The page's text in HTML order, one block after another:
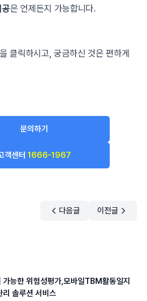
공은 언제든지 가능합니다.
클릭하시고, 궁금하신 것은 편하게
문의하기
객센터 1666-1967
다음글 이전글
능한 위험성평가,모바일TBM활동일지
리 솔루션 서비스